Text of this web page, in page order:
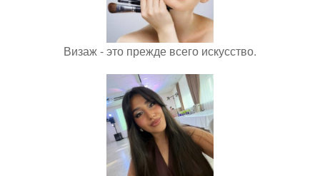
Визаж - это прежде всего искусство.